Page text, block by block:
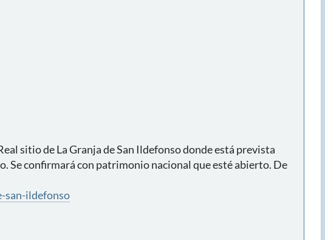
sitio de La Granja de San Ildefonso donde está prevista
Se confirmará con patrimonio nacional que esté abierto. De
san-ildefonso